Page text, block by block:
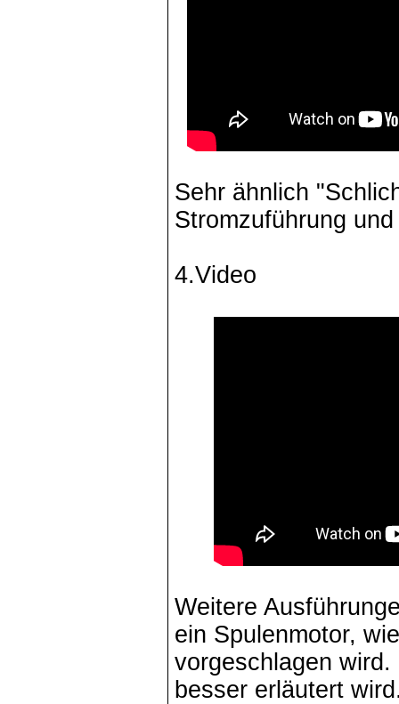
Sehr ähnlich
Stromzuführung
4.Video
Weitere
ein Spulenmotor,
vorgeschlagen
besser erläutert